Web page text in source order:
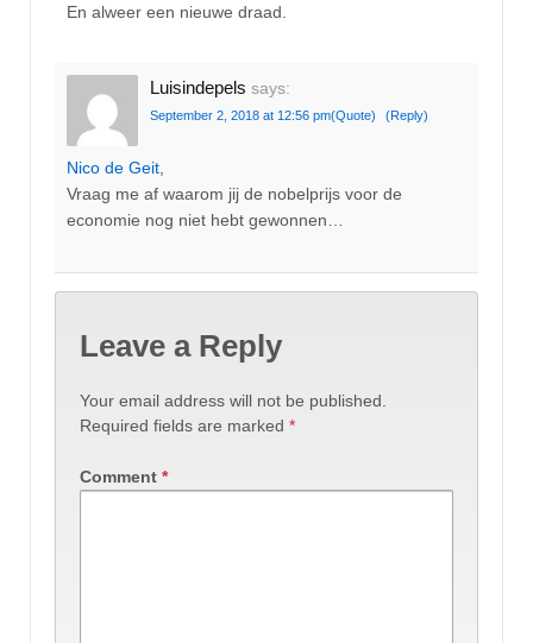
En alweer een nieuwe draad.
Luisindepels says:
September 2, 2018 at 12:56 pm(Quote) (Reply)
Nico de Geit,
Vraag me af waarom jij de nobelprijs voor de
economie nog niet hebt gewonnen…
Leave a Reply
Your email address will not be published.
Required fields are marked *
Comment *